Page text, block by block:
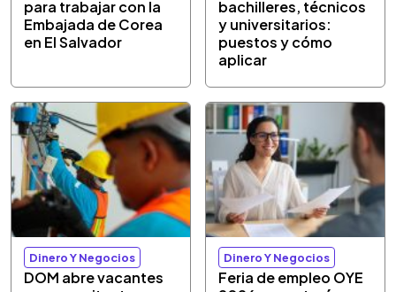
para trabajar con la
Embajada de Corea
en El Salvador
bachilleres, técnicos
y universitarios:
puestos y cómo
aplicar
Dinero Y Negocios
DOM abre vacantes
Dinero Y Negocios
Feria de empleo OYE